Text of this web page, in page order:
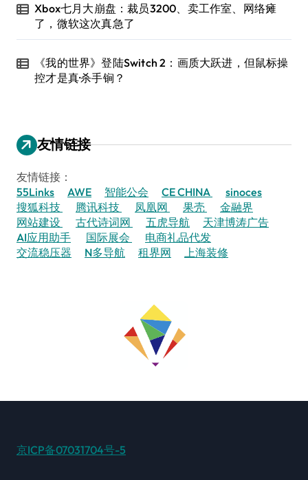
Xbox七月大崩盘：裁员3200、卖工作室、网络瘫
了，微软这次真急了
《我的世界》登陆Switch 2：画质大跃进，但鼠标操
控才是真·杀手锏？
友情链接
友情链接：
55Links
AWE 智能公会 CE CHINA
sinoces
搜狐科技
腾讯科技 凤凰网 果壳
金融界
网站建设
古代诗词网 五虎导航
天津博涛广告
AI应用助手
国际展会
电商礼品代发
交流稳压器
N多导航 租界网 上海装修
京ICP备07031704号-5